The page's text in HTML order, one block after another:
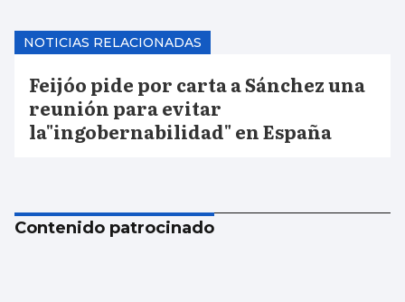
NOTICIAS RELACIONADAS
Feijóo pide por carta a Sánchez una
reunión para evitar
la"ingobernabilidad" en España
Contenido patrocinado